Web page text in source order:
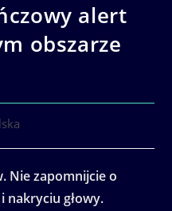
alert
obszarze
Nie zapomnijcie o
nakryciu głowy.